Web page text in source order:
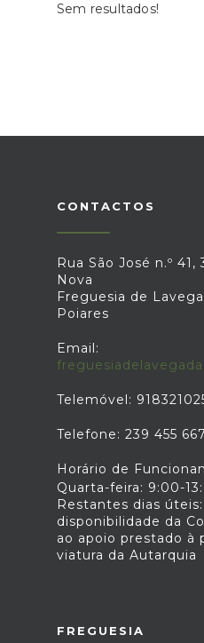
Sem resultados!
CONTACTOS
Rua São José n.º
Nova
Freguesia de
Poiares
Email:
Telemóvel:
Telefone: 239 455 667
Horário de
Quarta-feira: 9:00-
Restantes dias
disponibilidade da
ao apoio prestado à
viatura da Autarquia
FREGUESIA